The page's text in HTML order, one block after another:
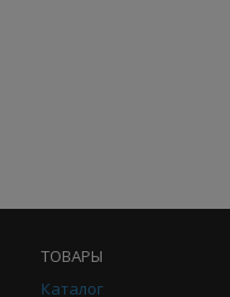
ТОВАРЫ
Каталог